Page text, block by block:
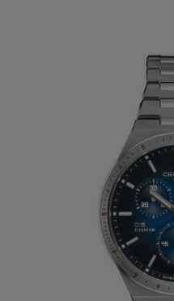
Heeft u verder vragen over
horloge
Neem gerust een kijkje
merken bij Clem